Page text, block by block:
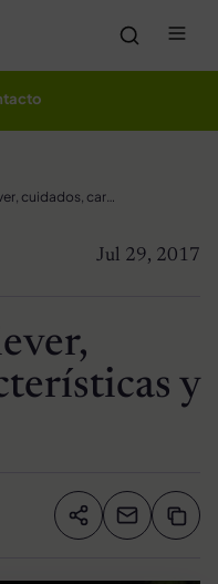
Labrador Retriever, cuidados, características y curiosidades.
Jul 29, 2017
y
Compartir